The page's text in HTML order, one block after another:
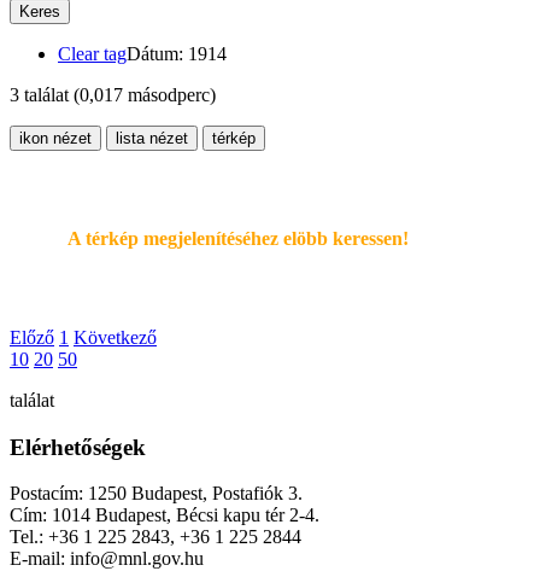
Keres
Clear tagDátum: 1914
3 találat (0,017 másodperc)
ikon nézet lista nézet térkép
A térkép megjelenítéséhez elöbb keressen!
Előző 1 Következő
10 20 50
találat
Elérhetőségek
Postacím: 1250 Budapest, Postafiók 3.
Cím: 1014 Budapest, Bécsi kapu tér 2-4.
Tel.: +36 1 225 2843, +36 1 225 2844
E-mail: info@mnl.gov.hu